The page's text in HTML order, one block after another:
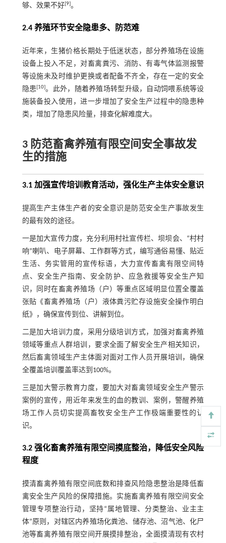
够、效果不好[9]。
2.4 养殖环节安全隐患多、防范难
近年来，生猪价格长期处于低迷状态，部分养殖场在设施
设备上投入不足，对畜禽粪污、消防、有毒气体监测报警
等设施未及时维护更换或者配备不齐全，存在一定的安全
隐患[10]。此外，随着养殖场转型升级，自动饲喂系统等设
施装备投入使用，进一步增加了安全生产过程中的隐患种
类，增加了隐患风险量，排查化解难度大。
3 防范畜禽养殖有限空间安全事故发
生的措施
3.1 加强宣传培训教育活动，强化生产主体安全意识
提高生产主体生产者的安全意识是防范安全生产事故发生
的最有效的途径。
一是加大宣传力度，充分利用村社宣传栏、坝坝会、“村村
响”喇叭、电子屏幕、工作群等方式，编写通俗易懂、贴近
生活、务实管用的宣传标语，大力宣传畜禽有限空间特
点、安全生产指南、安全防护、应急救援等安全生产知
识，同时在畜禽养殖场（户）等重点区域明显位置全覆盖
张贴《畜禽养殖场（户）液体粪污贮存设施安全操作明白
纸》，确保宣传到位、讲解到位。
二是加大培训力度，采用分级培训方式，加强对畜禽养殖
领域等重点人群培训，要求全面了解安全生产相关知识，
然后畜禽领域生产主体面对面对工作人员开展培训，确保
全覆盖培训覆盖率达到100%。
三是加大警示教育力度，要加大对畜禽领域安全生产警示
案例的宣传，用近年来发生的血的教训、案例，警醒养殖
场工作人员切实提高畜牧安全生产工作极端重要性的认
识。
3.2 强化畜禽养殖有限空间摸底整治，降低安全风险
程度
摸清畜禽养殖有限空间底数和排查风险隐患整治是降低畜
禽安全生产风险的保障措施。实施畜禽养殖有限空间安全
管理专项整治行动，坚持“属地管理、分类整治、业主主
体”原则，对辖区内养殖场化粪池、储存池、沼气池、化尸
池等畜禽养殖有限空间开展摸排整治，全面摸清现有农村